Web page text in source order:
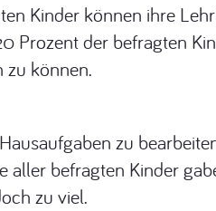
Kinder können ihre
Prozent der befragten
können.
zu
befragten Kinder
zu viel.